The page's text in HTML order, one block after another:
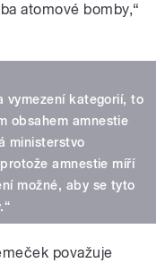
atomové bomby,“
vymezení kategorií, to
obsahem amnestie
ministerstvo
amnestie míří
možné, aby se tyto
považuje